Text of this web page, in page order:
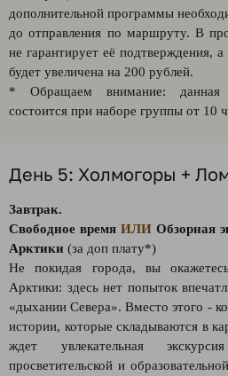
дополнительной программы
до отправления по маршруту. В
не гарантирует её подтверждения,
будет увеличена на 200 рублей.
* Обращаем внимание: данная
состоится при наборе группы от 10
День 5: Холмогоры +
Завтрак.
Свободное время ИЛИ Обзорная
Арктики (за доп плату*)
Не покидая города, вы
Арктики: здесь нет попыток
«дыхании Севера». Вместо этого -
истории, которые складываются в
ждет увлекательная
просветительской и